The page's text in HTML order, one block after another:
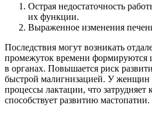
Острая недостаточность
их функции.
Выраженное изменения
Последствия могут возникать
промежуток времени формируются
в органах. Повышается риск
быстрой малигнизацией. У женщин
процессы лактации, что затрудняет
способствует развитию мастопатии.